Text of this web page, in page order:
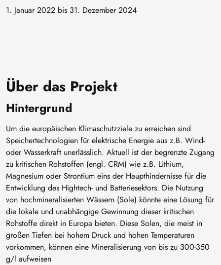
1. Januar 2022 bis 31. Dezember 2024
Über das Projekt
Hintergrund
Um die europäischen Klimaschutzziele zu erreichen sind
Speichertechnologien für elektrische Energie aus z.B. Wind-
oder Wasserkraft unerlässlich. Aktuell ist der begrenzte Zugang
zu kritischen Rohstoffen (engl. CRM) wie z.B. Lithium,
Magnesium oder Strontium eins der Haupthindernisse für die
Entwicklung des Hightech- und Batteriesektors. Die Nutzung
von hochmineralisierten Wässern (Sole) könnte eine Lösung für
die lokale und unabhängige Gewinnung dieser kritischen
Rohstoffe direkt in Europa bieten. Diese Solen, die meist in
großen Tiefen bei hohem Druck und hohen Temperaturen
vorkommen, können eine Mineralisierung von bis zu 300-350
g/l aufweisen